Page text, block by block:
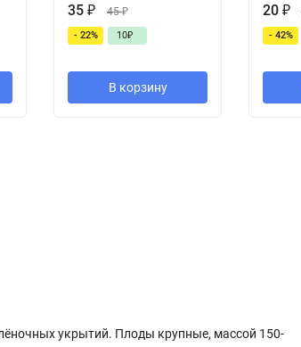
35 ₽ 45₽
- 22% 10₽
В корзину
20 ₽
- 42%
укрытий. Плоды крупные, массой 150-